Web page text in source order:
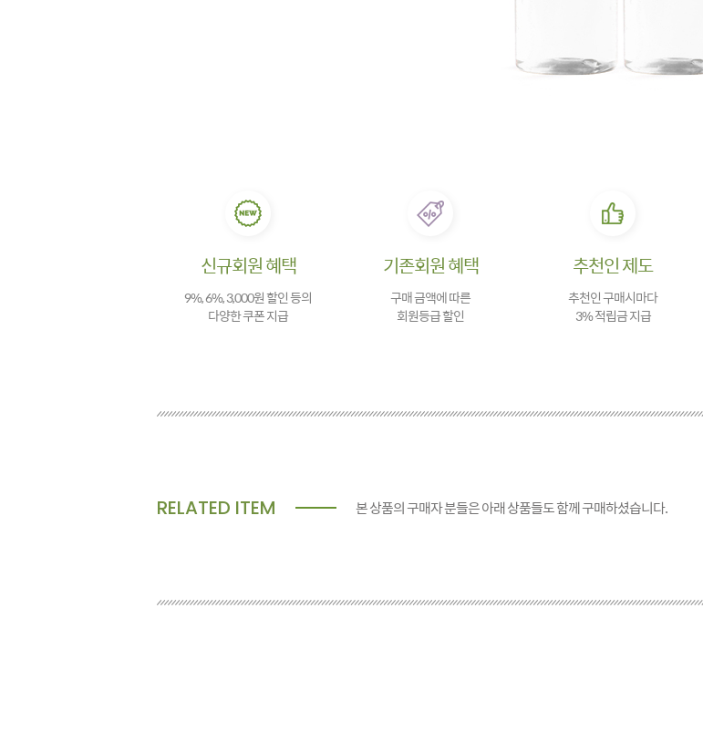
신규회원 혜택
9%, 6%, 3,000원 할인 등의
다양한 쿠폰 지급
기존회원 혜택
구매 금액에 따른
회원등급 할인
추천인 제도
추천인 구매시마다
3% 적립금 지급
RELATED ITEM 본 상품의 구매자 분들은 아래 상품들도 함께 구매하셨습니다.